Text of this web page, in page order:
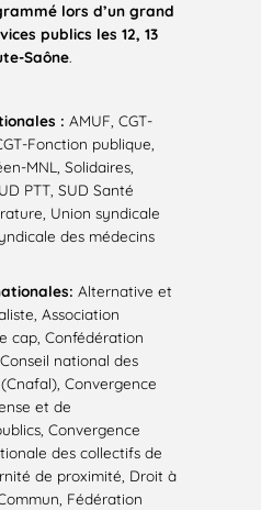
lors d’un grand
publics les 12, 13
Saône.
: AMUF, CGT-
Fonction publique,
MNL, Solidaires,
PTT, SUD Santé
Union syndicale
des médecins
Alternative et
Association
cap, Confédération
national des
Convergence
et de
Convergence
des collectifs de
de proximité, Droit à
Fédération